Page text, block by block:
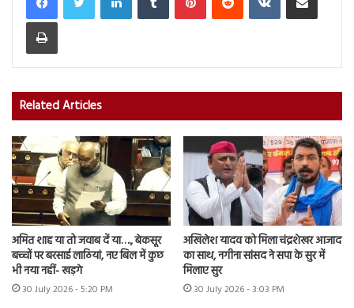
Print
Related Articles
अमित शाह या तो जवाब दें या…., बेकसूर
बच्चों पर बरसाई लाठियां, नए बिल में कुछ
भी नया नहीं- खड़गे
30 July 2026 - 5:20 PM
अखिलेश यादव को मिला चंद्रशेखर आजाद
का साथ, नगीना सांसद ने सपा के सुर में
मिलाए सुर
30 July 2026 - 3:03 PM